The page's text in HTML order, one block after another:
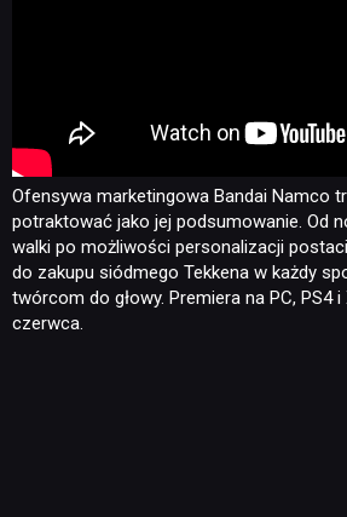
Ofensywa marketingowa Bandai Namco
potraktować jako jej podsumowanie. Od
walki po możliwości personalizacji
do zakupu siódmego Tekkena w każdy
twórcom do głowy. Premiera na PC, PS4 i
czerwca.